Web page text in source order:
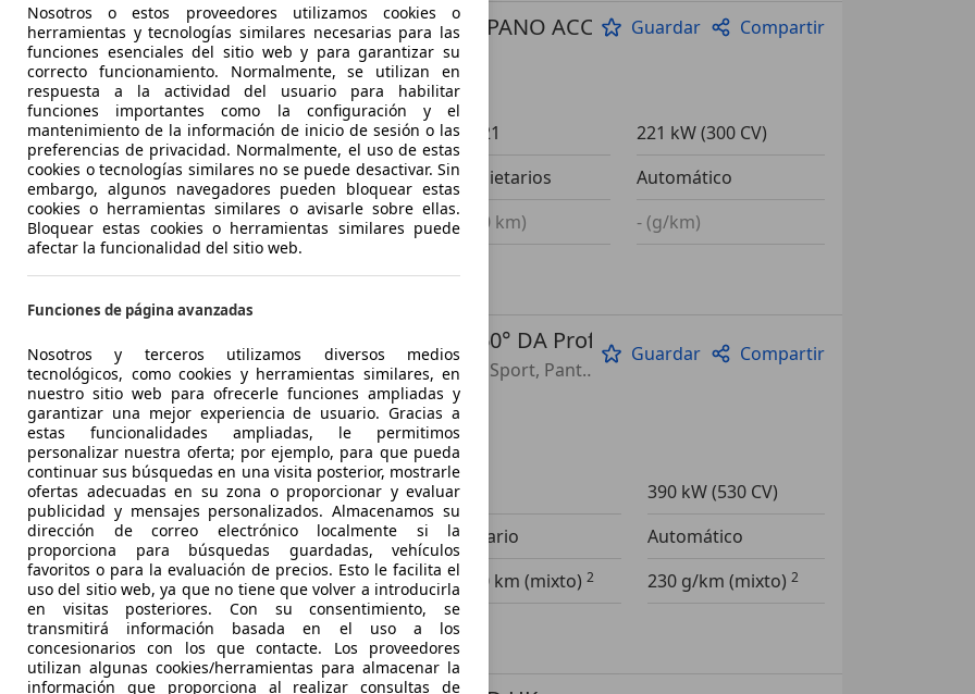
1/ 22
Rover Range Rover VelarLuftfederung HUD PANO ACC Komfortz.
Guardar Compartir
€ 37.900
88.797 km 03/2021
221 kW (300 CV)
Ocasión
2 Propietarios
Automático
Diésel
- (l/100 km)
- (g/km)
1/27
Competition M xDrive M Sport H/K ACC 360° DA Prof.
Sistema de sonido, Asistente de luz de carretera, 4WD, Paquete Sport, Pantalla frontal, Iluminación ambiental, Airbag acompañante, Luces de carretera antideslumbrantes
Guardar Compartir
€ 90.900
€ 76.386,- undefined
23.863 km 03/2026
390 kW (530 CV)
Seminuevo
1 Propietario
Automático
Gasolina
10,2 l/100 km (mixto)
230 g/km (mixto)
-/-
Nosotros o estos proveedores utilizamos cookies o
herramientas y tecnologías similares necesarias para las
funciones esenciales del sitio web y para garantizar su
correcto funcionamiento. Normalmente, se utilizan en
respuesta a la actividad del usuario para habilitar
funciones importantes como la configuración y el
mantenimiento de la información de inicio de sesión o las
preferencias de privacidad. Normalmente, el uso de estas
cookies o tecnologías similares no se puede desactivar. Sin
embargo, algunos navegadores pueden bloquear estas
cookies o herramientas similares o avisarle sobre ellas.
Bloquear estas cookies o herramientas similares puede
afectar la funcionalidad del sitio web.
Funciones de página avanzadas
Nosotros y terceros utilizamos diversos medios
tecnológicos, como cookies y herramientas similares, en
nuestro sitio web para ofrecerle funciones ampliadas y
garantizar una mejor experiencia de usuario. Gracias a
estas funcionalidades ampliadas, le permitimos
personalizar nuestra oferta; por ejemplo, para que pueda
continuar sus búsquedas en una visita posterior, mostrarle
ofertas adecuadas en su zona o proporcionar y evaluar
publicidad y mensajes personalizados. Almacenamos su
dirección de correo electrónico localmente si la
proporciona para búsquedas guardadas, vehículos
favoritos o para la evaluación de precios. Esto le facilita el
uso del sitio web, ya que no tiene que volver a introducirla
en visitas posteriores. Con su consentimiento, se
transmitirá información basada en el uso a los
concesionarios con los que contacte. Los proveedores
utilizan algunas cookies/herramientas para almacenar la
información que proporciona al realizar consultas de